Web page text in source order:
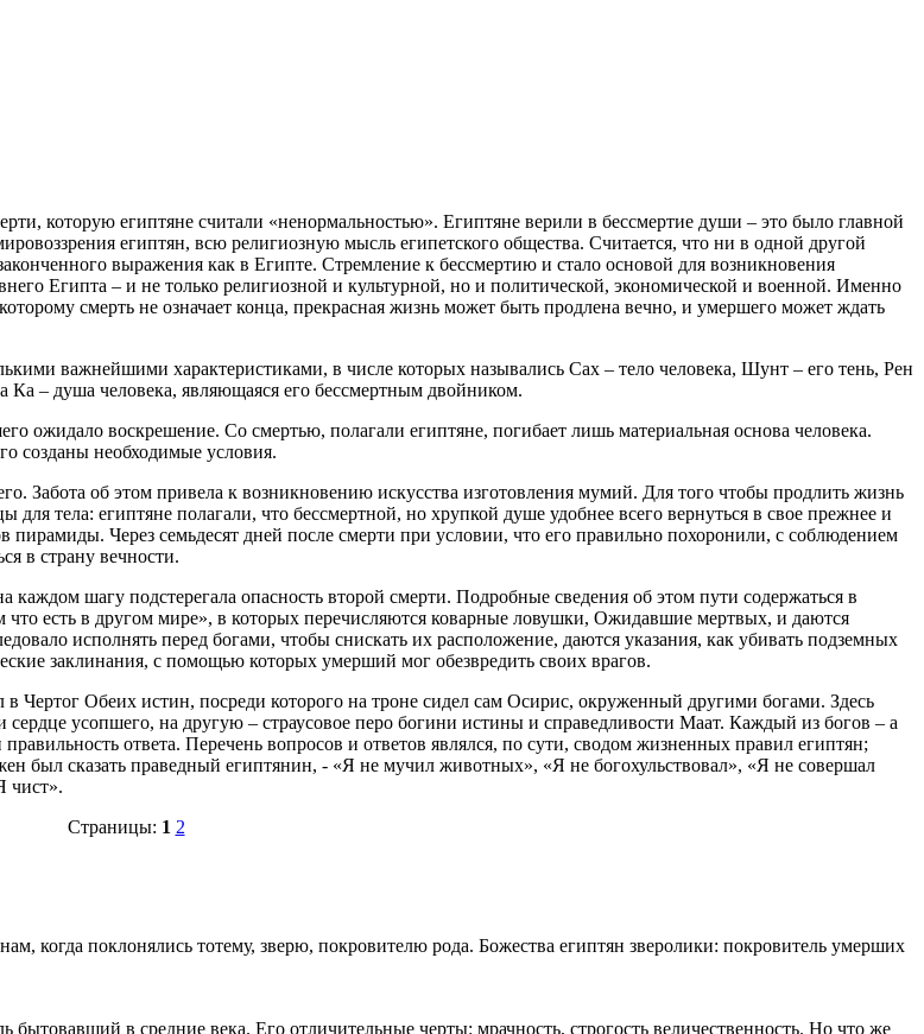
которую египтяне считали «ненормальностью». Египтяне верили в бессмертие души – это было главной
египтян, всю религиозную мысль египетского общества. Считается, что ни в одной другой
выражения как в Египте. Стремление к бессмертию и стало основой для возникновения
Египта – и не только религиозной и культурной, но и политической, экономической и военной. Именно
смерть не означает конца, прекрасная жизнь может быть продлена вечно, и умершего может ждать
важнейшими характеристиками, в числе которых назывались Сах – тело человека, Шунт – его тень, Рен
– душа человека, являющаяся его бессмертным двойником.
ожидало воскрешение. Со смертью, полагали египтяне, погибает лишь материальная основа человека.
созданы необходимые условия.
Забота об этом привела к возникновению искусства изготовления мумий. Для того чтобы продлить жизнь
тела: египтяне полагали, что бессмертной, но хрупкой душе удобнее всего вернуться в свое прежнее и
Через семьдесят дней после смерти при условии, что его правильно похоронили, с соблюдением
в страну вечности.
каждом шагу подстерегала опасность второй смерти. Подробные сведения об этом пути содержаться в
есть в другом мире», в которых перечисляются коварные ловушки, Ожидавшие мертвых, и даются
исполнять перед богами, чтобы снискать их расположение, даются указания, как убивать подземных
заклинания, с помощью которых умерший мог обезвредить своих врагов.
Чертог Обеих истин, посреди которого на троне сидел сам Осирис, окруженный другими богами. Здесь
усопшего, на другую – страусовое перо богини истины и справедливости Маат. Каждый из богов – а
ответа. Перечень вопросов и ответов являлся, по сути, сводом жизненных правил египтян;
был сказать праведный египтянин, - «Я не мучил животных», «Я не богохульствовал», «Я не совершал
чист».
Страницы: 1 2
когда поклонялись тотему, зверю, покровителю рода. Божества египтян зверолики: покровитель умерших
бытовавший в средние века. Его отличительные черты: мрачность, строгость величественность. Но что же